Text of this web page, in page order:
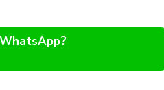
WhatsApp?